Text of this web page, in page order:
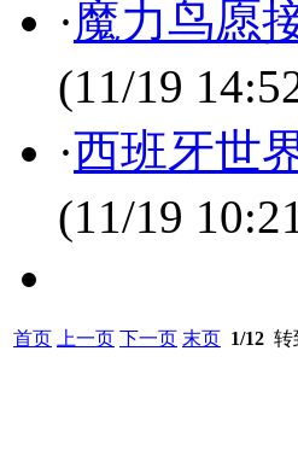
·魔力鸟愿
(11/19
·西班牙世
(11/19
首页 上一页 下一页 末页 1/12 转